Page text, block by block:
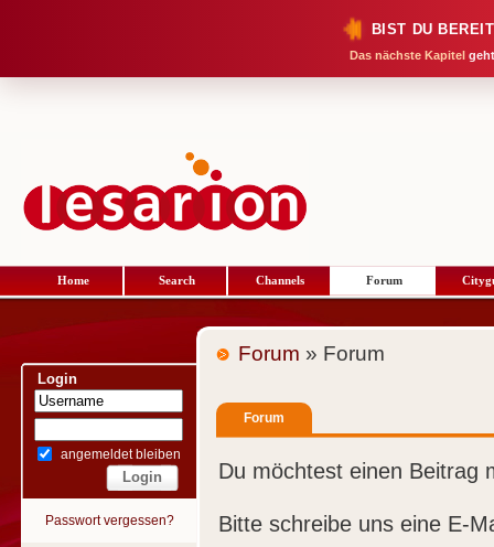
BIST DU
Das nächste Kapitel
Home Search Channels Forum
Login
angemeldet bleiben
Passwort vergessen?
Forum » Forum
Forum
Du möchtest einen Beitrag
Bitte schreibe uns eine E-